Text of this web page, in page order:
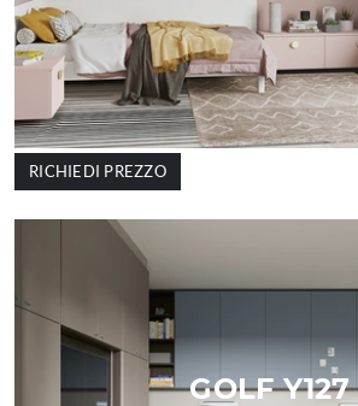
RICHIEDI PREZZO
GOLF Y127